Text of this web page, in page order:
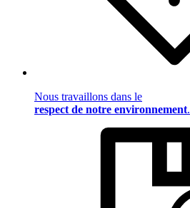
Nous travaillons dans le
respect de notre environnement.